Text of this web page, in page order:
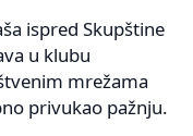
ispred Skupštine
u klubu
mrežama
privukao pažnju.